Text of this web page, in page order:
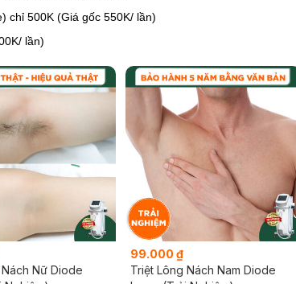
chỉ 500K (Giá gốc 550K/ lần)
lần)
Nữ Diode
99.000 ₫
Triệt Lông Nách Nam Diode